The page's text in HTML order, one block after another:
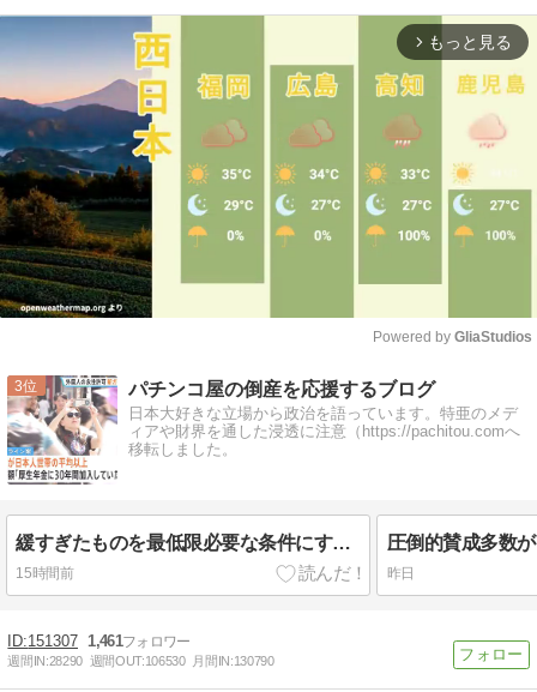
arrow_forward_ios もっと見る
Powered by GliaStudios
3 パチンコ屋の倒産を応援するブログ
日本大好きな立場から政治を語っています。特亜のメデ
ィアや財界を通した浸透に注意（https://pachitou.comへ
移転しました。
緩すぎたものを最低限必要な条件にするだけの話でしょ
15時間前 昨日
151307 1,461
週間IN:28290 週間OUT:106530 月間IN:130790